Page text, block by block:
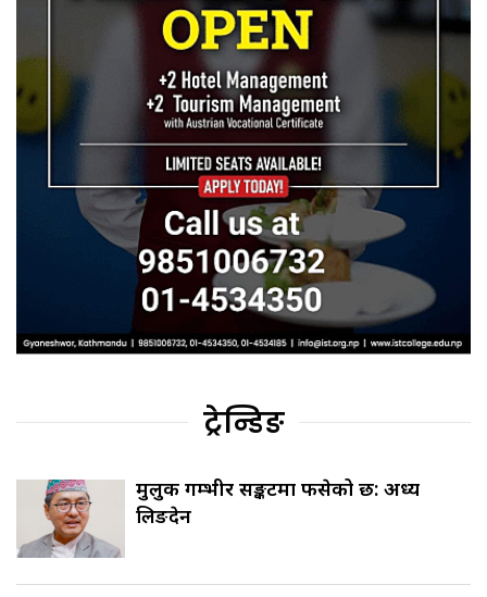
ट्रेन्डिङ
मुलुक गम्भीर सङ्कटमा फसेको छ: अध्यक्ष
लिङदेन